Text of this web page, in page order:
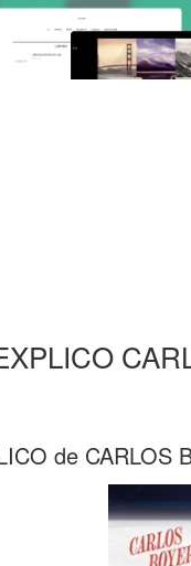
de CARLOS